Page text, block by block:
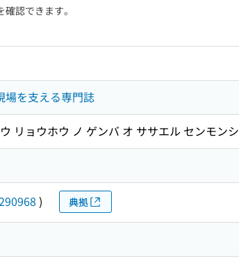
認できます。
場を支える専門誌
リョウホウ ノ ゲンバ オ ササエル センモンシ
) 典拠